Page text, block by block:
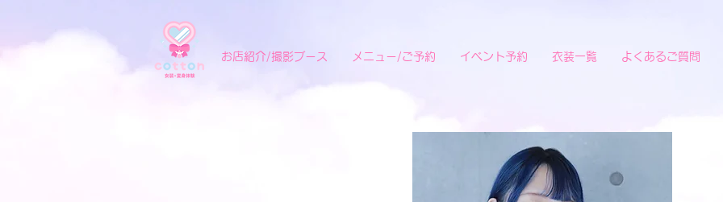
お店紹介/撮影ブース メニュー/ご予約 イベント予約 衣装一覧 よくあるご質問